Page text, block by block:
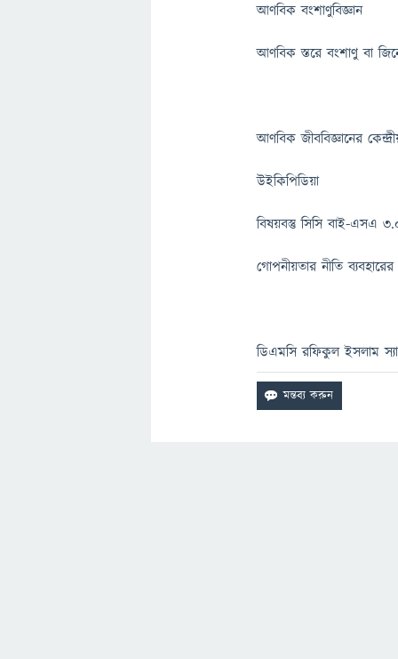
আণবিক বংশাণুবিজ্ঞান
আণবিক স্তরে বংশাণু বা
আণবিক জীববিজ্ঞানের
উইকিপিডিয়া
বিষয়বস্তু সিসি বাই-এসএ
গোপনীয়তার নীতি
ডিএমসি রফিকুল ইসলাম